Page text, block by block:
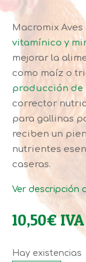
Macromix
vitamínico y
mejorar la
como maíz o
producción de
corrector
para gallinas
reciben un
nutrientes
caseras.
Ver descripción
10,50€
Hay existencias